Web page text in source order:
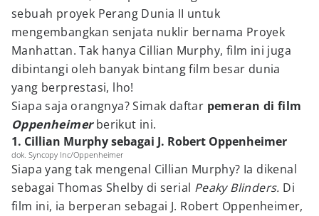
sebuah proyek Perang Dunia II untuk
mengembangkan senjata nuklir bernama Proyek
Manhattan. Tak hanya Cillian Murphy, film ini juga
dibintangi oleh banyak bintang film besar dunia
yang berprestasi, lho!
Siapa saja orangnya? Simak daftar pemeran di film
Oppenheimerberikut ini.
1. Cillian Murphy sebagai J. Robert Oppenheimer
dok. Syncopy Inc/Oppenheimer
Siapa yang tak mengenal Cillian Murphy? Ia dikenal
sebagai Thomas Shelby di serial Peaky Blinders. Di
film ini, ia berperan sebagai J. Robert Oppenheimer,